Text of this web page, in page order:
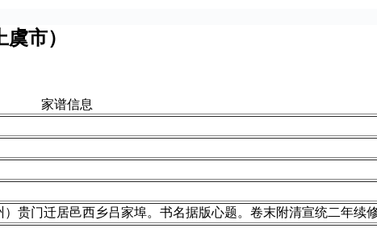
市）
家谱信息
贵门迁居邑西乡吕家埠。书名据版心题。卷末附清宣统二年续